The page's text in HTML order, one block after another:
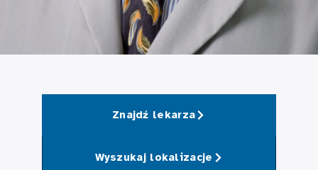
Znajdź lekarza
Wyszukaj lokalizacje